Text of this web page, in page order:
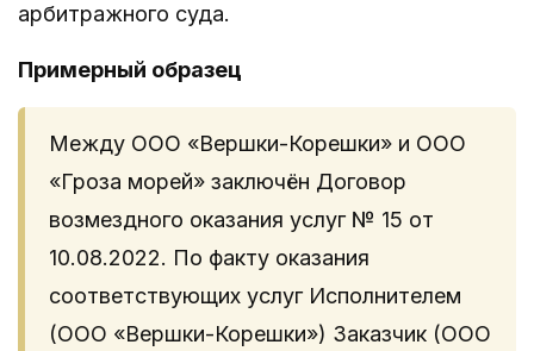
арбитражного суда.
Примерный образец
Между ООО «Вершки-Корешки» и ООО
«Гроза морей» заключён Договор
возмездного оказания услуг № 15 от
10.08.2022. По факту оказания
соответствующих услуг Исполнителем
(ООО «Вершки-Корешки») Заказчик (ООО